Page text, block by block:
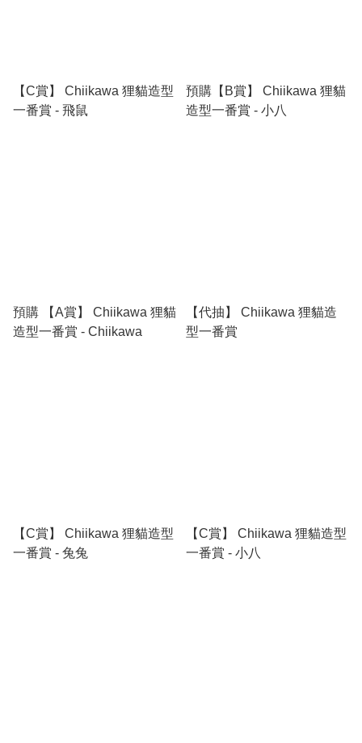
【C賞】 Chiikawa 狸貓造型
一番賞 - 飛鼠
預購【B賞】 Chiikawa 狸貓
造型一番賞 - 小八
預購 【A賞】 Chiikawa 狸貓
造型一番賞 - Chiikawa
【代抽】 Chiikawa 狸貓造
型一番賞
【C賞】 Chiikawa 狸貓造型
一番賞 - 兔兔
【C賞】 Chiikawa 狸貓造型
一番賞 - 小八